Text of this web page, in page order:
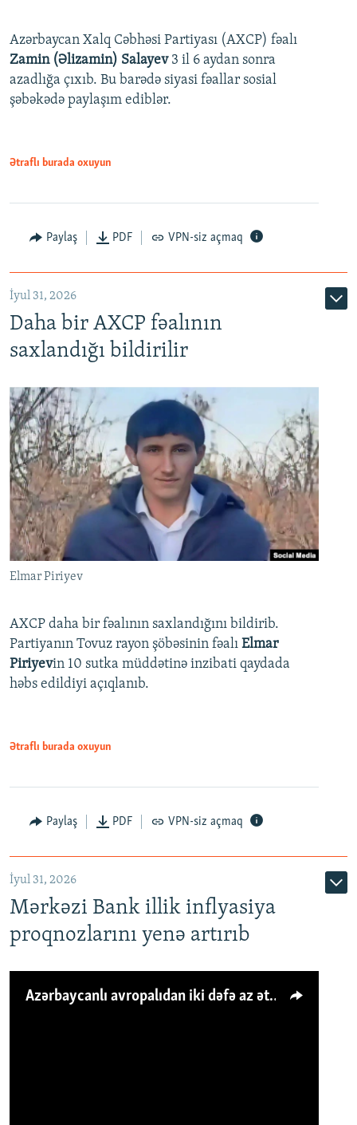
Azərbaycan Xalq Cəbhəsi Partiyası (AXCP) fəalı
Zamin (Əlizamin) Salayev 3 il 6 aydan sonra
azadlığa çıxıb. Bu barədə siyasi fəallar sosial
şəbəkədə paylaşım ediblər.
Ətraflı burada oxuyun
Paylaş PDF VPN-siz açmaq
İyul 31, 2026
Daha bir AXCP fəalının
saxlandığı bildirilir
Elmar Piriyev
AXCP daha bir fəalının saxlandığını bildirib.
Partiyanın Tovuz rayon şöbəsinin fəalı Elmar
Piriyevin 10 sutka müddətinə inzibati qaydada
həbs edildiyi açıqlanıb.
Ətraflı burada oxuyun
Paylaş PDF VPN-siz açmaq
İyul 31, 2026
Mərkəzi Bank illik inflyasiya
proqnozlarını yenə artırıb
Azərbaycanlı avropalıdan iki dəfə az ət yeyir, amma... 'Qiymət artımı qaçılmazdır'